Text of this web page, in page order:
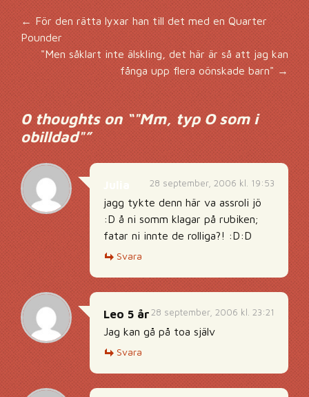
Inläggsnavigering
←För den rätta lyxar han till det med en Quarter
Pounder
"Men såklart inte älskling, det här är så att jag kan
fånga upp flera oönskade barn" →
0 thoughts on “"Mm, typ O som i
obilldad"”
28 september, 2006 kl. 19:53
jagg tykte denn här va assroli jö
:D å ni somm klagar på rubiken;
fatar ni innte de rolliga?! :D:D
Svara
28 september, 2006 kl. 23:21
Leo 5 år
Jag kan gå på toa själv
Svara